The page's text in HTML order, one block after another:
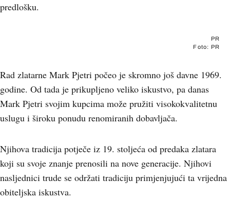
predlošku.
PR
Foto: PR
Rad zlatarne Mark Pjetri počeo je skromno još davne 1969.
godine. Od tada je prikupljeno veliko iskustvo, pa danas
Mark Pjetri svojim kupcima može pružiti visokokvalitetnu
uslugu i široku ponudu renomiranih dobavljača.
Njihova tradicija potječe iz 19. stoljeća od predaka zlatara
koji su svoje znanje prenosili na nove generacije. Njihovi
nasljednici trude se održati tradiciju primjenjujući ta vrijedna
obiteljska iskustva.